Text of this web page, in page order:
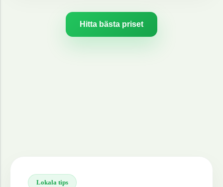
Hitta bästa priset
Lokala tips